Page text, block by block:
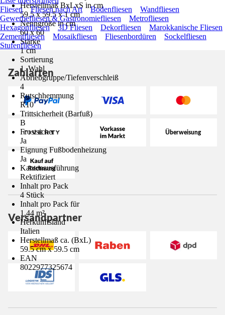
Herstellmaß BxLxS in cm
59.5 x 59.5 x 1 cm
Nenngröße in cm
60 x 60
Stärke
1 cm
Sortierung
1. Wahl
Abriebgruppe/Tiefenverschleiß
4
Rutschhemmung
R10
Trittsicherheit (Barfuß)
B
Frostsicher
Ja
Eignung Fußbodenheizung
Ja
Kantenausführung
Rektifiziert
Inhalt pro Pack
4 Stück
Inhalt pro Pack für
1,44 m²
Herkunftsland
Italien
Herstellmaß ca. (BxL)
59.5 cm x 59.5 cm
EAN
8022977325674
Fliesen
Fliesen nach Art Bodenfliesen
Wandfliesen
Gewerbefliesen & Gastronomiefliesen
Metrofliesen
Hexagonfliesen
3D Fliesen Dekorfliesen
Marokkanische Fliesen
Zementfliesen
Mosaikfliesen Fliesenbordüren
Sockelfliesen
Stufenfliesen
Zahlarten
Versandpartner